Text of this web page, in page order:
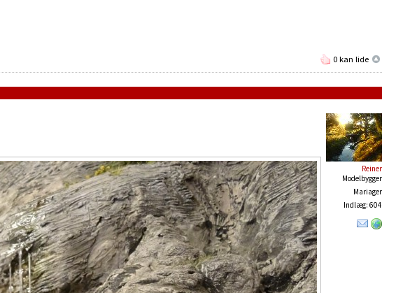
0 kan lide
Reiner
Modelbygger
Mariager
Indlæg: 604